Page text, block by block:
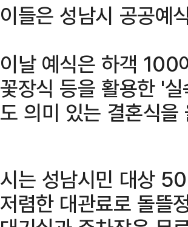
이들은 성남시 공공예
이날 예식은 하객 100
꽃장식 등을 활용한 '
도 의미 있는 결혼식을
시는 성남시민 대상
저렴한 대관료로 돌뜰